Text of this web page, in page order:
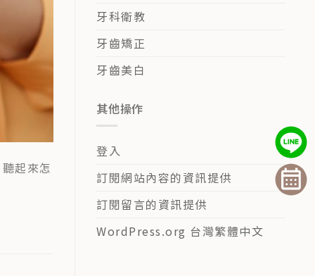
起來怎
牙科衛教
牙齒矯正
牙齒美白
其他操作
登入
訂閱網站內容的資訊提供
訂閱留言的資訊提供
WordPress.org 台灣繁體中文